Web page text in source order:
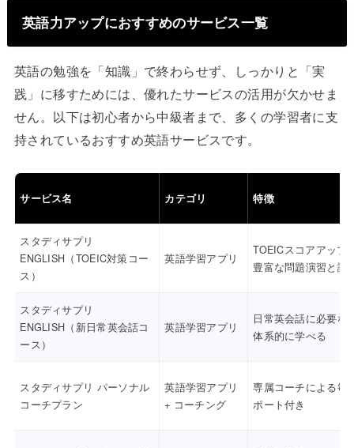
英語力アップにおすすめのサービス一覧
英語の勉強を「知識」で終わらせず、しっかりと「実
践」に移すためには、優れたサービスの活用が欠かせま
せん。以下は初心者から中級者まで、多くの学習者に支
持されているおすすめ英語サービスです。
サービス名 カテゴリ 特徴
スタディサプリ
ENGLISH（TOEIC対策コー
ス）
英語学習アプリ
TOEICスコアアップ
豊富な問題演習と講
スタディサプリ
ENGLISH（新日常英会話コ
ース）
英語学習アプリ
日常英会話に必要な
体系的に学べる
スタディサプリ パーソナル
コーチプラン
英語学習アプリ
+ コーチング
専属コーチによる毎
ポート付き